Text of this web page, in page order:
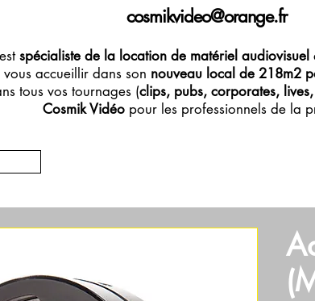
cosmikvideo@orange.fr
spécialiste de la location de matériel audiovisuel
accueillir dans son nouveau local de 218m2
tous vos tournages (clips, pubs, corporates,
Cosmik Vidéopour les professionnels de la